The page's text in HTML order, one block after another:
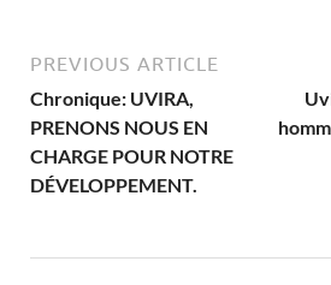
PREVIOUS ARTICLE
Chronique: UVIRA,
PRENONS NOUS EN
CHARGE POUR NOTRE
DÉVELOPPEMENT.